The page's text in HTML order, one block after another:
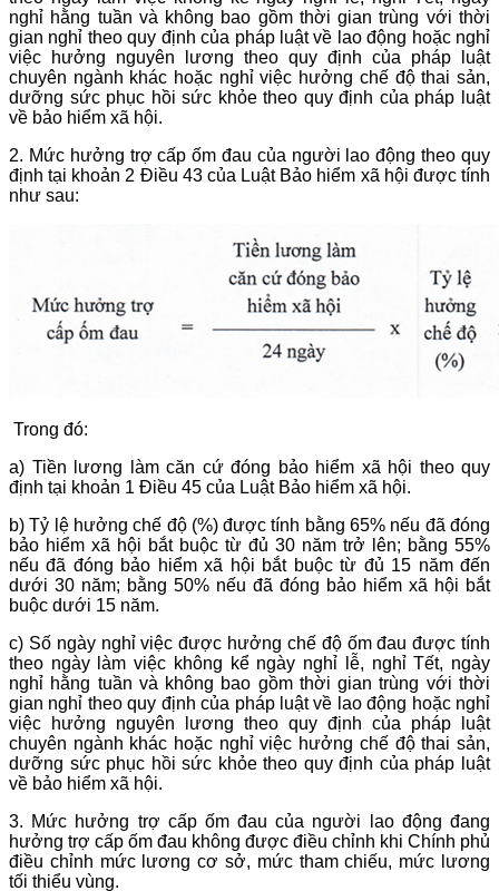
nghỉ hằng tuần và không bao gồm thời gian trùng với thời
gian nghỉ theo quy định của pháp luật về lao động hoặc nghỉ
việc hưởng nguyên lương theo quy định của pháp luật
chuyên ngành khác hoặc nghỉ việc hưởng chế độ thai sản,
dưỡng sức phục hồi sức khỏe theo quy định của pháp luật
về bảo hiểm xã hội.
2. Mức hưởng trợ cấp ốm đau của người lao động theo quy
định tại khoản 2 Điều 43 của Luật Bảo hiểm xã hội được tính
như sau:
Trong đó:
a) Tiền lương làm căn cứ đóng bảo hiểm xã hội theo quy
định tại khoản 1 Điều 45 của Luật Bảo hiểm xã hội.
b) Tỷ lệ hưởng chế độ (%) được tính bằng 65% nếu đã đóng
bảo hiểm xã hội bắt buộc từ đủ 30 năm trở lên; bằng 55%
nếu đã đóng bảo hiểm xã hội bắt buộc từ đủ 15 năm đến
dưới 30 năm; bằng 50% nếu đã đóng bảo hiểm xã hội bắt
buộc dưới 15 năm.
c) Số ngày nghỉ việc được hưởng chế độ ốm đau được tính
theo ngày làm việc không kể ngày nghỉ lễ, nghỉ Tết, ngày
nghỉ hằng tuần và không bao gồm thời gian trùng với thời
gian nghỉ theo quy định của pháp luật về lao động hoặc nghỉ
việc hưởng nguyên lương theo quy định của pháp luật
chuyên ngành khác hoặc nghỉ việc hưởng chế độ thai sản,
dưỡng sức phục hồi sức khỏe theo quy định của pháp luật
về bảo hiểm xã hội.
3. Mức hưởng trợ cấp ốm đau của người lao động đang
hưởng trợ cấp ốm đau không được điều chỉnh khi Chính phủ
điều chỉnh mức lương cơ sở, mức tham chiếu, mức lương
tối thiểu vùng.